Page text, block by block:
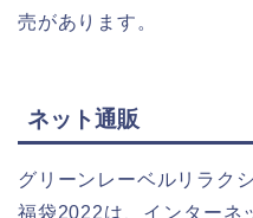
売があります。
ネット通販
グリーンレーベルリラク
福袋2022は、インターネ